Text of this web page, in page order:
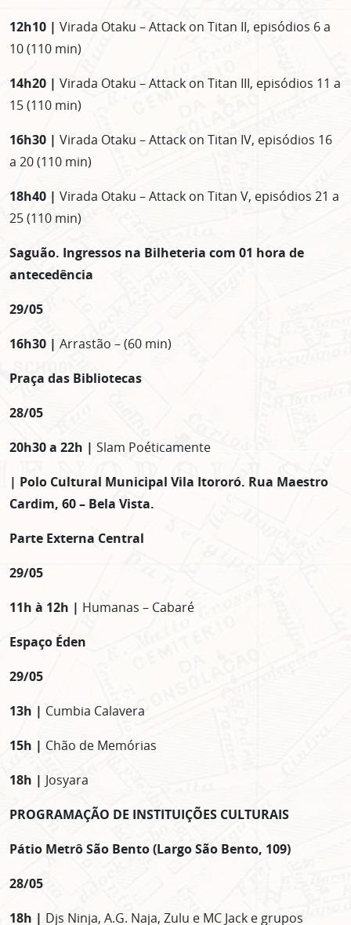
12h10 | Virada Otaku – Attack on Titan II, episódios 6 a
10 (110 min)
14h20 | Virada Otaku – Attack on Titan III, episódios 11 a
15 (110 min)
16h30 | Virada Otaku – Attack on Titan IV, episódios 16
a 20 (110 min)
18h40 | Virada Otaku – Attack on Titan V, episódios 21 a
25 (110 min)
Saguão. Ingressos na Bilheteria com 01 hora de
antecedência
29/05
16h30 | Arrastão – (60 min)
Praça das Bibliotecas
28/05
20h30 a 22h | Slam Poéticamente
| Polo Cultural Municipal Vila Itororó. Rua Maestro
Cardim, 60 – Bela Vista.
Parte Externa Central
29/05
11h à 12h | Humanas – Cabaré
Espaço Éden
29/05
13h | Cumbia Calavera
15h | Chão de Memórias
18h | Josyara
PROGRAMAÇÃO DE INSTITUIÇÕES CULTURAIS
Pátio Metrô São Bento (Largo São Bento, 109)
28/05
18h | Djs Ninja, A.G. Naja, Zulu e MC Jack e grupos